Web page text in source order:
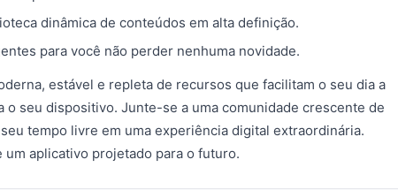
dinâmica de conteúdos em alta definição.
para você não perder nenhuma novidade.
estável e repleta de recursos que facilitam o seu dia a
o seu dispositivo. Junte-se a uma comunidade crescente de
tempo livre em uma experiência digital extraordinária.
um aplicativo projetado para o futuro.